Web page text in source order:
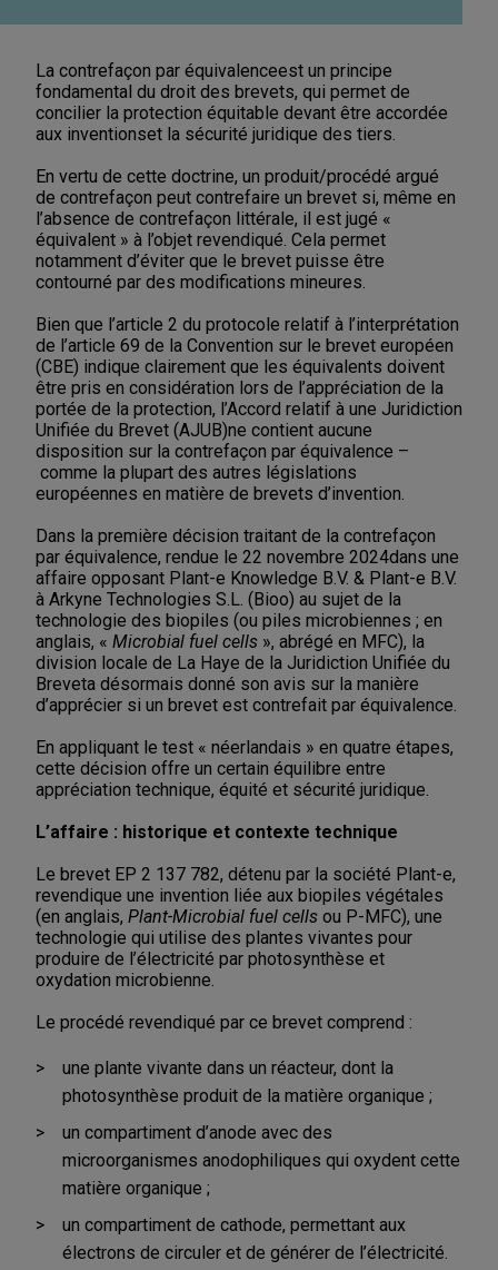
La contrefaçon par équivalenceest un principe
fondamental du droit des brevets, qui permet de
concilier la protection équitable devant être accordée
aux inventionset la sécurité juridique des tiers.
En vertu de cette doctrine, un produit/procédé argué
de contrefaçon peut contrefaire un brevet si, même en
l’absence de contrefaçon littérale, il est jugé «
équivalent » à l’objet revendiqué. Cela permet
notamment d’éviter que le brevet puisse être
contourné par des modifications mineures.
Bien que l’article 2 du protocole relatif à l’interprétation
de l’article 69 de la Convention sur le brevet européen
(CBE) indique clairement que les équivalents doivent
être pris en considération lors de l’appréciation de la
portée de la protection, l’Accord relatif à une Juridiction
Unifiée du Brevet (AJUB)ne contient aucune
disposition sur la contrefaçon par équivalence –
comme la plupart des autres législations
européennes en matière de brevets d’invention.
Dans la première décision traitant de la contrefaçon
par équivalence, rendue le 22 novembre 2024dans une
affaire opposant Plant-e Knowledge B.V. & Plant-e B.V.
à Arkyne Technologies S.L. (Bioo) au sujet de la
technologie des biopiles (ou piles microbiennes ; en
anglais, « Microbial fuel cells », abrégé en MFC), la
division locale de La Haye de la Juridiction Unifiée du
Breveta désormais donné son avis sur la manière
d’apprécier si un brevet est contrefait par équivalence.
En appliquant le test « néerlandais » en quatre étapes,
cette décision offre un certain équilibre entre
appréciation technique, équité et sécurité juridique.
L’affaire : historique et contexte technique
Le brevet EP 2 137 782, détenu par la société Plant-e,
revendique une invention liée aux biopiles végétales
(en anglais, Plant-Microbial fuel cells ou P-MFC), une
technologie qui utilise des plantes vivantes pour
produire de l’électricité par photosynthèse et
oxydation microbienne.
Le procédé revendiqué par ce brevet comprend :
une plante vivante dans un réacteur, dont la
photosynthèse produit de la matière organique ;
un compartiment d’anode avec des
microorganismes anodophiliques qui oxydent cette
matière organique ;
un compartiment de cathode, permettant aux
électrons de circuler et de générer de l’électricité.